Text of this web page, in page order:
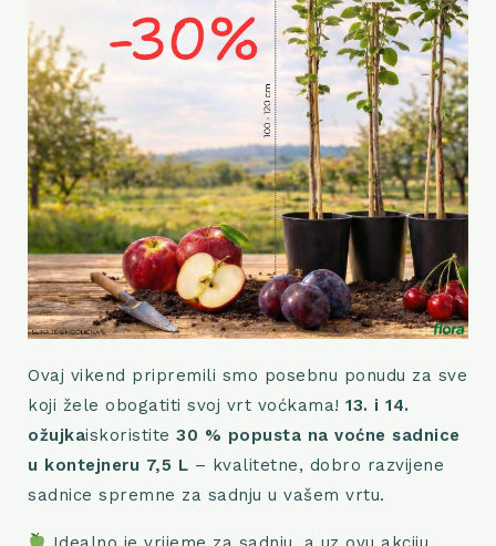
Ovaj vikend pripremili smo posebnu ponudu za sve
koji žele obogatiti svoj vrt voćkama! 13. i 14.
ožujkaiskoristite 30 % popusta na voćne sadnice
u kontejneru 7,5 L – kvalitetne, dobro razvijene
sadnice spremne za sadnju u vašem vrtu.